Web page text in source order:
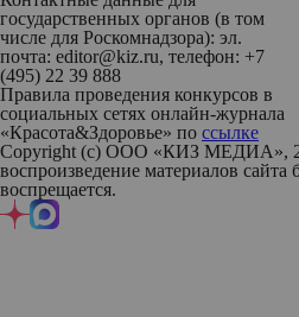
государственных органов (в том
числе для Роскомнадзора): эл.
почта: editor@kiz.ru, телефон: +7
(495) 22 39 888
Правила проведения конкурсов в
социальных сетях онлайн-журнала
«Красота&Здоровье» по ссылке
Copyright (с) ООО «КИЗ МЕДИА»,
воспроизведение материалов сайта
воспрещается.